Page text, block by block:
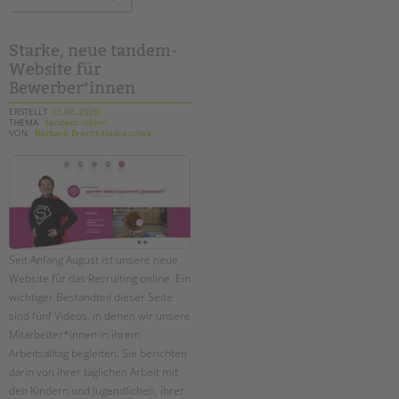
fotoprojekt
im
norden
neuköllns
geht
weiter!
Starke, neue tandem-
Website für
Bewerber*innen
ERSTELLT 05.08.2020
THEMA tandem intern
VON
Barbara Brecht-Hadraschek
Seit Anfang August ist unsere neue
Website für das Recruiting online. Ein
wichtiger Bestandteil dieser Seite
sind fünf Videos, in denen wir unsere
Mitarbeiter*innen in ihrem
Arbeitsalltag begleiten. Sie berichten
darin von ihrer täglichen Arbeit mit
den Kindern und Jugendlichen, ihrer